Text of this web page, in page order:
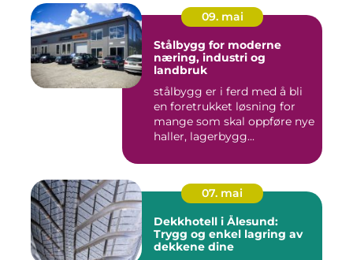
09. mai
Stålbygg for moderne
næring, industri og
landbruk
stålbygg er i ferd med å bli
en foretrukket løsning for
mange som skal oppføre nye
haller, lagerbygg...
07. mai
Dekkhotell i Ålesund:
Trygg og enkel lagring av
dekkene dine